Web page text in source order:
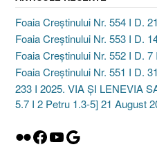
Foaia Creștinului Nr. 554 I D.
Foaia Creștinului Nr. 553 I D.
Foaia Creștinului Nr. 552 I D. 7
Foaia Creștinului Nr. 551 I D.
233 I 2025. VIA ȘI LENEVIA
5.7 I 2 Petru 1.3-5] 21 August
Flickr
Facebook
YouTube
Google